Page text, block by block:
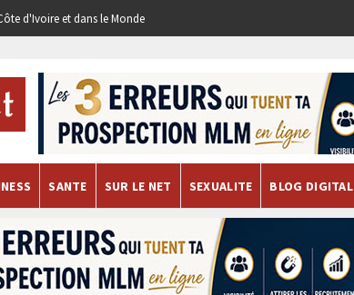
d'Ivoire et dans le Monde
SANTE SUR LE NET SEXUALITE BLOG DIGITAL